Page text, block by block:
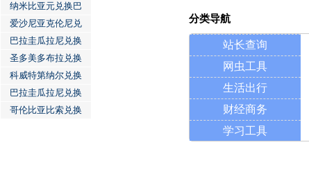
纳米比亚元兑换巴
爱沙尼亚克伦尼兑
巴拉圭瓜拉尼兑换
圣多美多布拉兑换
科威特第纳尔兑换
巴拉圭瓜拉尼兑换
哥伦比亚比索兑换
分类导航
站长查询
网虫工具
生活出行
财经商务
学习工具